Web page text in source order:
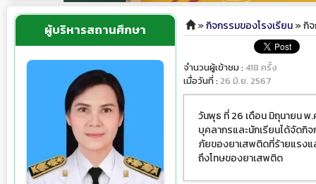
ผู้บริหารสถานศึกษา »กิจกรรมของโรงเรียน» กิ
จำนวนผู้เข้าชม :418 ครั้ง
เมื่อวันที่ : 26 มิ.ย. 2567
วันพุธ ที่ 26 เดือน มิถุนายน
บุคลากรและนักเรียนได้จัดกิ
ภัยของยาเสพติดที่ร้ายแรงแ
ถึงโทษของยาเสพติด